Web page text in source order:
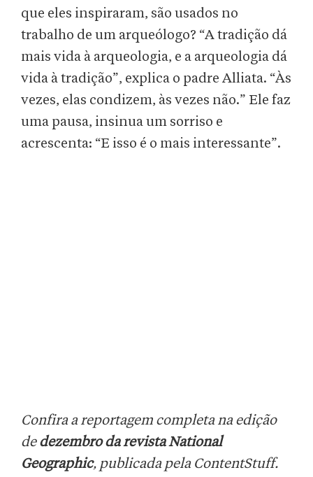
que eles inspiraram, são usados no
trabalho de um arqueólogo? “A tradição dá
mais vida à arqueologia, e a arqueologia dá
vida à tradição”, explica o padre Alliata. “Às
vezes, elas condizem, às vezes não.” Ele faz
uma pausa, insinua um sorriso e
acrescenta: “E isso é o mais interessante”.
Confira a reportagem completa na edição
dedezembro da revista National
Geographic, publicada pela ContentStuff.